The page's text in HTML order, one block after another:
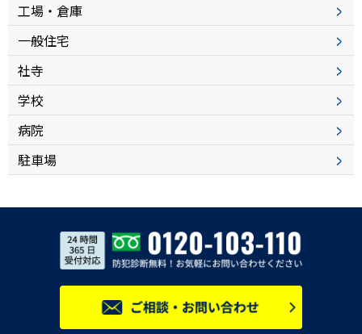
工場・倉庫
一般住宅
社寺
学校
病院
駐車場